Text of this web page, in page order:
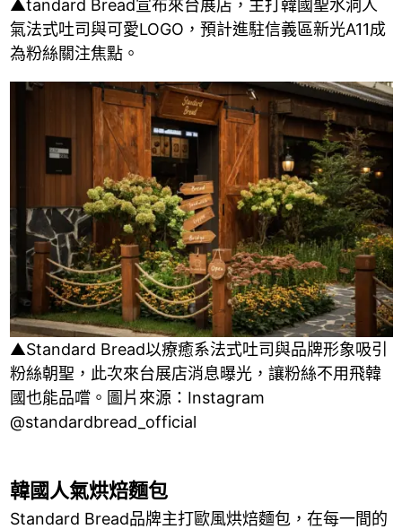
▲tandard Bread宣布來台展店，主打韓國聖水洞人
氣法式吐司與可愛LOGO，預計進駐信義區新光A11成
為粉絲關注焦點。
▲Standard Bread以療癒系法式吐司與品牌形象吸引
粉絲朝聖，此次來台展店消息曝光，讓粉絲不用飛韓
國也能品嚐。圖片來源：Instagram
@standardbread_official
韓國人氣烘焙麵包
Standard Bread品牌主打歐風烘焙麵包，在每一間的